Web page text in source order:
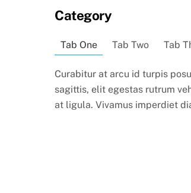
Category
Tab One Tab Two Tab
Curabitur at arcu id turpis
sagittis, elit egestas rutrum
at ligula. Vivamus imperdiet